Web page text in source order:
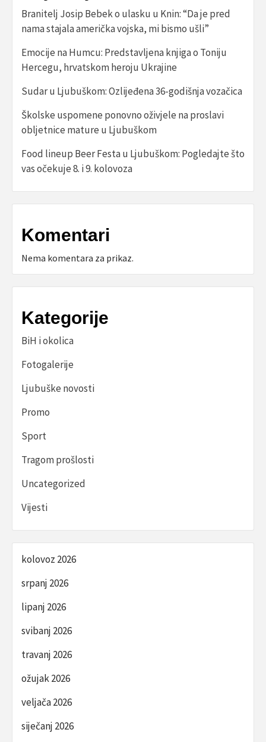
Branitelj Josip Bebek o ulasku u Knin: “Da je pred
nama stajala američka vojska, mi bismo ušli”
Emocije na Humcu: Predstavljena knjiga o Toniju
Hercegu, hrvatskom heroju Ukrajine
Sudar u Ljubuškom: Ozlijeđena 36-godišnja vozačica
Školske uspomene ponovno oživjele na proslavi
obljetnice mature u Ljubuškom
Food lineup Beer Festa u Ljubuškom: Pogledajte što
vas očekuje 8. i 9. kolovoza
Komentari
Nema komentara za prikaz.
Kategorije
BiH i okolica
Fotogalerije
Ljubuške novosti
Promo
Sport
Tragom prošlosti
Uncategorized
Vijesti
kolovoz 2026
srpanj 2026
lipanj 2026
svibanj 2026
travanj 2026
ožujak 2026
veljača 2026
siječanj 2026